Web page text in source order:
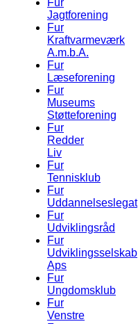
Jagtforening
Fur
Kraftvarmeværk
A.m.b.A.
Fur
Læseforening
Fur
Museums
Støtteforening
Fur
Redder
Liv
Fur
Tennisklub
Fur
Uddannelseslegat
Fur
Udviklingsråd
Fur
Udviklingsselskab
Aps
Fur
Ungdomsklub
Fur
Venstre